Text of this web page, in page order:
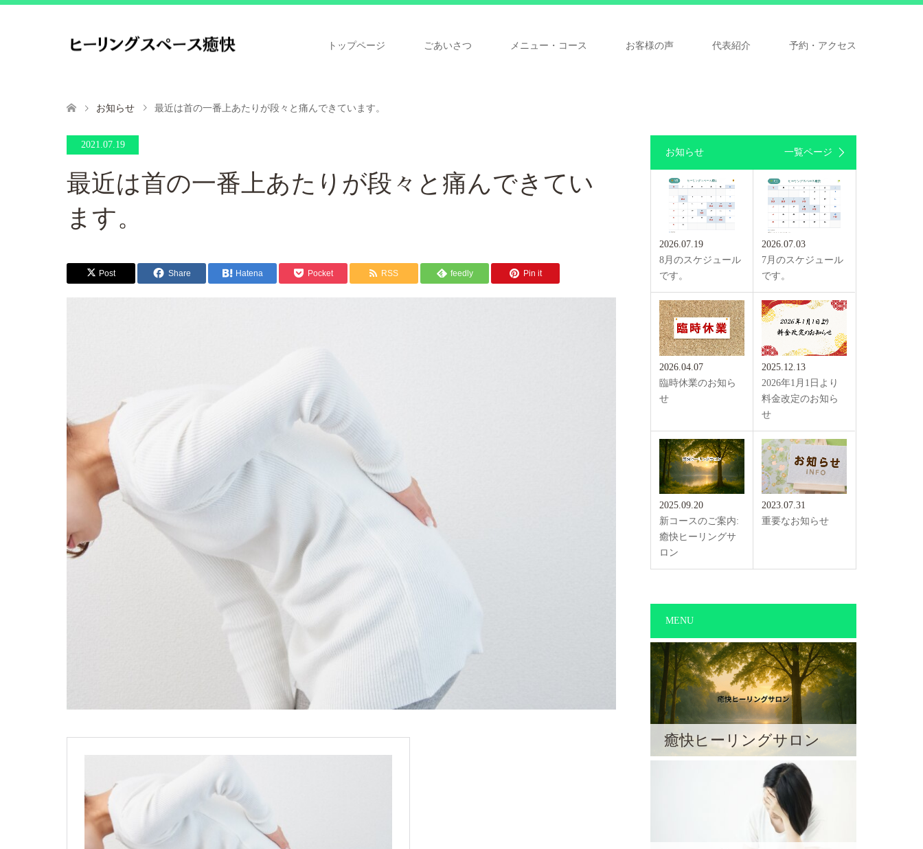
トップページ ごあいさつ メニュー・コース お客様の声 代表紹介 予約・アクセス
お知らせ 最近は首の一番上あたりが段々と痛んできています。
2021.07.19
最近は首の一番上あたりが段々と痛んできてい
ます。
Post Share Hatena Pocket RSS feedly Pin it
お知らせ 一覧ページ
2026.07.19
8月のスケジュール
です。
2026.07.03
7月のスケジュール
です。
2026.04.07
臨時休業のお知ら
せ
2025.12.13
2026年1月1日より
料金改定のお知ら
せ
2025.09.20
新コースのご案内:
癒快ヒーリングサ
ロン
2023.07.31
重要なお知らせ
MENU
癒快ヒーリングサロン